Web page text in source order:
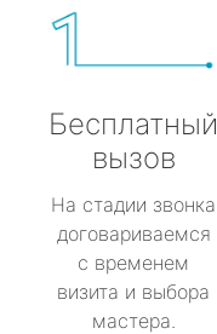
Бесплатный
вызов
На стадии звонка
договариваемся
с временем
визита и выбора
мастера.